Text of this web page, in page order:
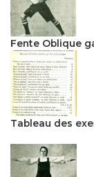
Fente Oblique
Tableau des